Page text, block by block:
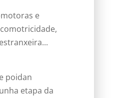
e
poidan
etapa da